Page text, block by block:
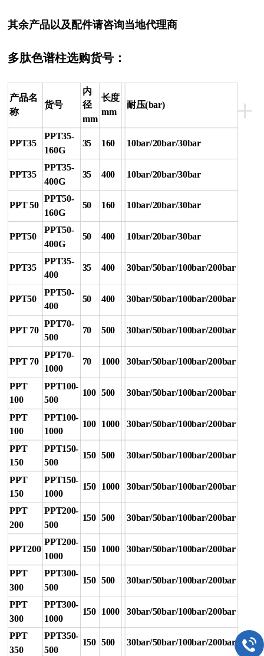
其余产品以及配件请咨询当地代理商
多肽色谱柱选购货号：
+
产品名
称
货号
内
径
mm
长度
mm
耐压(bar)
PPT35
PPT35-
160G
35 160 10bar/20bar/30bar
PPT35
PPT35-
400G
35 400 10bar/20bar/30bar
PPT 50
PPT50-
160G
50 160 10bar/20bar/30bar
PPT50
PPT50-
400G
50 400 10bar/20bar/30bar
PPT35
PPT35-
400
35 400 30bar/50bar/100bar/200bar
PPT50
PPT50-
400
50 400 30bar/50bar/100bar/200bar
PPT 70
PPT70-
500
70 500 30bar/50bar/100bar/200bar
PPT 70
PPT70-
1000
70 1000 30bar/50bar/100bar/200bar
PPT
100
PPT100-
500
100 500 30bar/50bar/100bar/200bar
PPT
100
PPT100-
1000
100 1000 30bar/50bar/100bar/200bar
PPT
150
PPT150-
500
150 500 30bar/50bar/100bar/200bar
PPT
150
PPT150-
1000
150 1000 30bar/50bar/100bar/200bar
PPT
200
PPT200-
500
150 500 30bar/50bar/100bar/200bar
PPT200
PPT200-
1000
150 1000 30bar/50bar/100bar/200bar
PPT
300
PPT300-
500
150 500 30bar/50bar/100bar/200bar
PPT
300
PPT300-
1000
150 1000 30bar/50bar/100bar/200bar
PPT
350
PPT350-
500
150 500 30bar/50bar/100bar/200bar